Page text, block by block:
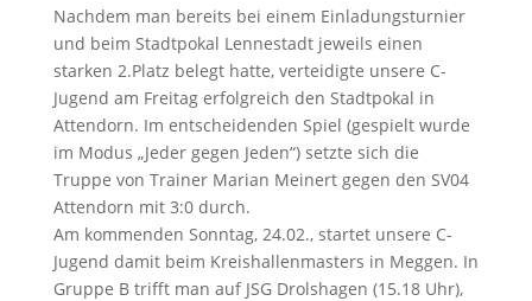
Nachdem man bereits bei einem Einladungsturnier
und beim Stadtpokal Lennestadt jeweils einen
starken 2.Platz belegt hatte, verteidigte unsere C-
Jugend am Freitag erfolgreich den Stadtpokal in
Attendorn. Im entscheidenden Spiel (gespielt wurde
im Modus „Jeder gegen Jeden“) setzte sich die
Truppe von Trainer Marian Meinert gegen den SV04
Attendorn mit 3:0 durch.
Am kommenden Sonntag, 24.02., startet unsere C-
Jugend damit beim Kreishallenmasters in Meggen. In
Gruppe B trifft man auf JSG Drolshagen (15.18 Uhr),